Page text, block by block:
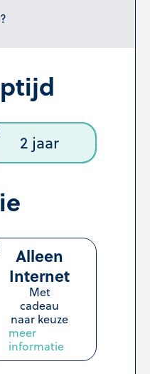
2 jaar
Alleen
Internet
Met
cadeau
naar keuze
meer
informatie